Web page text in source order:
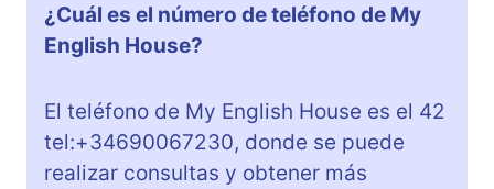
¿Cuál es el número de teléfono de My
English House?
El teléfono de My English House es el 42
tel:+34690067230, donde se puede
realizar consultas y obtener más